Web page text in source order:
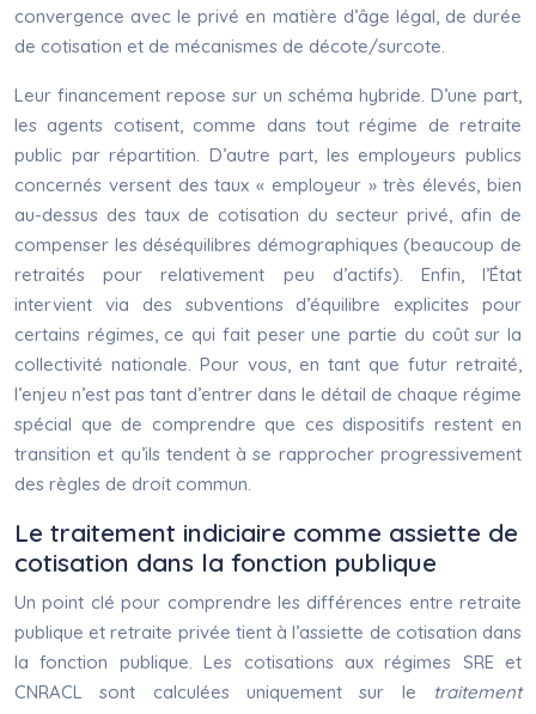
convergence avec le privé en matière d’âge légal, de durée
de cotisation et de mécanismes de décote/surcote.
Leur financement repose sur un schéma hybride. D’une part,
les agents cotisent, comme dans tout régime de retraite
public par répartition. D’autre part, les employeurs publics
concernés versent des taux « employeur » très élevés, bien
au-dessus des taux de cotisation du secteur privé, afin de
compenser les déséquilibres démographiques (beaucoup de
retraités pour relativement peu d’actifs). Enfin, l’État
intervient via des subventions d’équilibre explicites pour
certains régimes, ce qui fait peser une partie du coût sur la
collectivité nationale. Pour vous, en tant que futur retraité,
l’enjeu n’est pas tant d’entrer dans le détail de chaque régime
spécial que de comprendre que ces dispositifs restent en
transition et qu’ils tendent à se rapprocher progressivement
des règles de droit commun.
Le traitement indiciaire comme assiette de
cotisation dans la fonction publique
Un point clé pour comprendre les différences entre retraite
publique et retraite privée tient à l’assiette de cotisation dans
la fonction publique. Les cotisations aux régimes SRE et
CNRACL sont calculées uniquement sur le
traitement